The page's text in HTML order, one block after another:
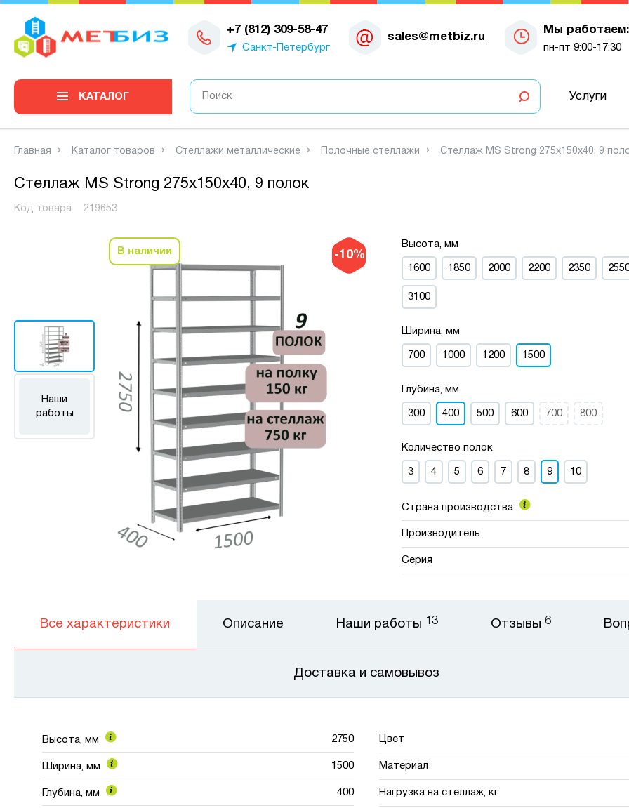
+7 (812) 309-58-47
Санкт-Петербург
sales@metbiz.ru
Мы работаем:
пн-пт 9:00-17:30
0
КАТАЛОГ Услуги
Главная Каталог товаров Стеллажи металлические Полочные стеллажи Стеллаж MS Strong 275х150х40, 9
Стеллаж MS Strong 275х150х40, 9 полок
Код товара: 219653
-10%
Наши
работы
В наличии
Высота, мм
1600 1850 2000 2200 2350
3100
Ширина, мм
700 1000 1200 1500
Глубина, мм
300 400 500 600 700 800
Количество полок
3 4 5 6 7 8 9 10
Страна производства
Производитель
Серия
Все характеристики
Высота, мм 2750
Ширина, мм 1500
Глубина, мм 400
Цвет
Материал
Нагрузка на стеллаж, кг
Описание Наши работы 13 Отзывы 6
Доставка и самовывоз